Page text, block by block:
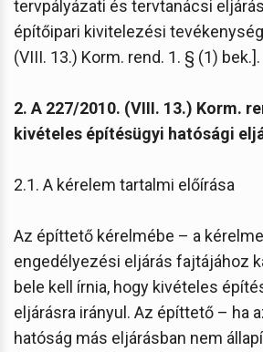
tervpályázati és tervtanácsi
építőipari kivitelezési
(VIII. 13.) Korm. rend. 1. § (1) bek.].
2. A 227/2010. (VIII. 13.) Korm.
kivételes építésügyi hatósági
2.1. A kérelem tartalmi előírása
Az építtető kérelmébe – a
engedélyezési eljárás fajtájához
bele kell írnia, hogy kivételes
eljárásra irányul. Az építtető – ha
hatóság más eljárásban nem